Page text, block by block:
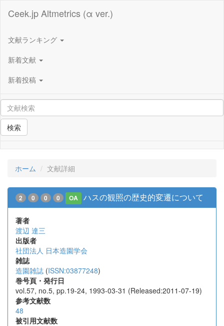
Ceek.jp Altmetrics (α ver.)
文献ランキング
新着文献
新着投稿
検索
ホーム 文献詳細
2 0 0 0 OA ハスの観照の歴史的変遷について
著者
渡辺 達三
出版者
社団法人 日本造園学会
雑誌
造園雑誌 (ISSN:03877248)
巻号頁・発行日
vol.57, no.5, pp.19-24, 1993-03-31 (Released:2011-07-19)
参考文献数
48
被引用文献数